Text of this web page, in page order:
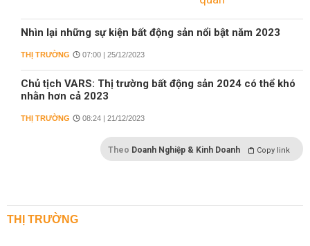
Nhìn lại những sự kiện bất động sản nổi bật năm 2023
THỊ TRƯỜNG 07:00 | 25/12/2023
Chủ tịch VARS: Thị trường bất động sản 2024 có thể khó
nhằn hơn cả 2023
THỊ TRƯỜNG 08:24 | 21/12/2023
Theo Doanh Nghiệp & Kinh Doanh Copy link
THỊ TRƯỜNG